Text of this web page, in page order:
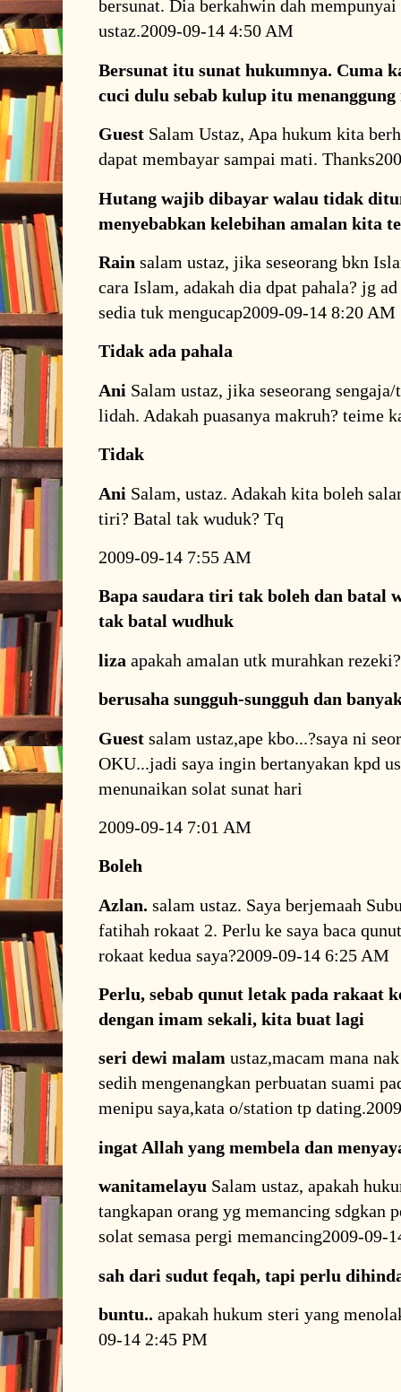
bersunat. Dia berkahwin dah
ustaz.2009-09-14 4:50 AM
Bersunat itu sunat hukumnya. Cuma
cuci dulu sebab kulup itu
Guest Salam Ustaz, Apa hukum kita
dapat membayar sampai mati.
Hutang wajib dibayar walau tidak
menyebabkan kelebihan amalan kita
Rain salam ustaz, jika seseorang bkn
cara Islam, adakah dia dpat pahala? jg
sedia tuk mengucap2009-09-14 8:20 AM
Tidak ada pahala
Ani Salam ustaz, jika seseorang
lidah. Adakah puasanya makruh? teime
Tidak
Ani Salam, ustaz. Adakah kita boleh
tiri? Batal tak wuduk? Tq
2009-09-14 7:55 AM
Bapa saudara tiri tak boleh dan batal
tak batal wudhuk
liza apakah amalan utk murahkan
berusaha sungguh-sungguh dan
Guest salam ustaz,ape kbo...?saya ni
OKU...jadi saya ingin bertanyakan kpd
menunaikan solat sunat hari
2009-09-14 7:01 AM
Boleh
Azlan. salam ustaz. Saya berjemaah
fatihah rokaat 2. Perlu ke saya baca
rokaat kedua saya?2009-09-14 6:25 AM
Perlu, sebab qunut letak pada rakaat
dengan imam sekali, kita buat lagi
seri dewi malam ustaz,macam mana
sedih mengenangkan perbuatan suami
menipu saya,kata o/station tp
ingat Allah yang membela dan
wanitamelayu Salam ustaz, apakah
tangkapan orang yg memancing sdgkan
solat semasa pergi memancing2009-09-
sah dari sudut feqah, tapi perlu
buntu.. apakah hukum steri yang
09-14 2:45 PM